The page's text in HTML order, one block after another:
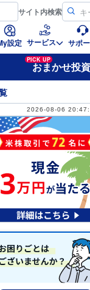
サイト内検索
設定 サービス サポ
PICK UP
おまかせ投資
2026-08-06